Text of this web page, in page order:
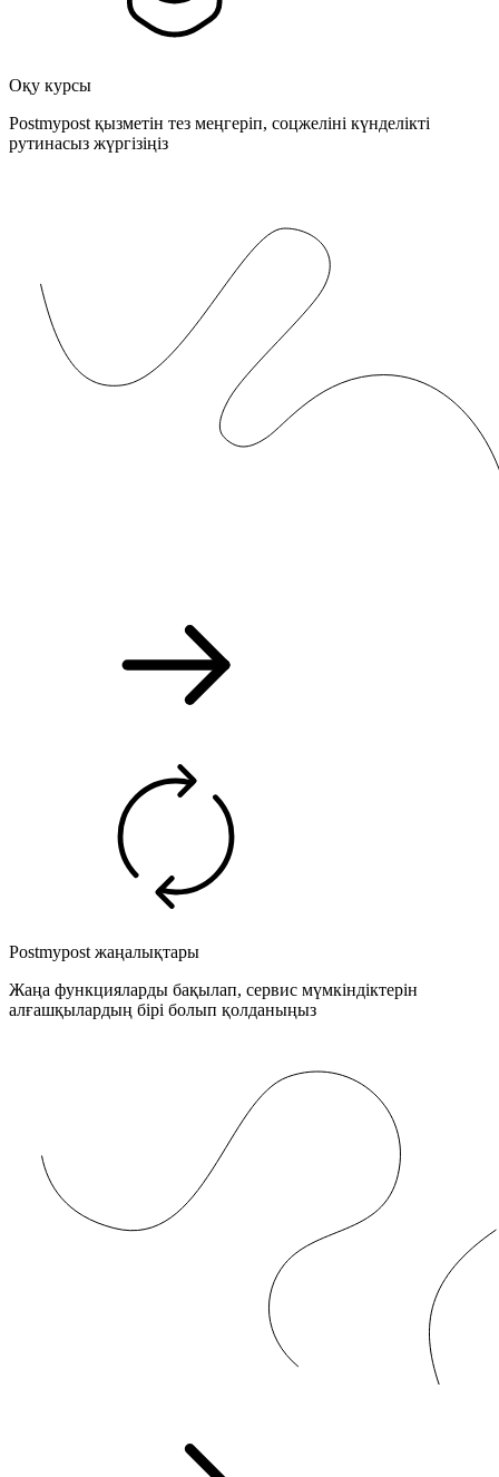
Оқу курсы
Postmypost қызметін тез меңгеріп, соцжеліні күнделікті
рутинасыз жүргізіңіз
Postmypost жаңалықтары
Жаңа функцияларды бақылап, сервис мүмкіндіктерін
алғашқылардың бірі болып қолданыңыз